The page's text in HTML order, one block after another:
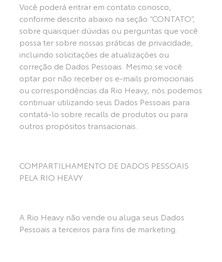
Você poderá entrar em contato conosco,
conforme descrito abaixo na seção “CONTATO”,
sobre quaisquer dúvidas ou perguntas que você
possa ter sobre nossas práticas de privacidade,
incluindo solicitações de atualizações ou
correção de Dados Pessoais. Mesmo se você
optar por não receber os e-mails promocionais
ou correspondências da Rio Heavy, nós podemos
continuar utilizando seus Dados Pessoais para
contatá-lo sobre recalls de produtos ou para
outros propósitos transacionais.
COMPARTILHAMENTO DE DADOS PESSOAIS
PELA RIO HEAVY
A Rio Heavy não vende ou aluga seus Dados
Pessoais a terceiros para fins de marketing.